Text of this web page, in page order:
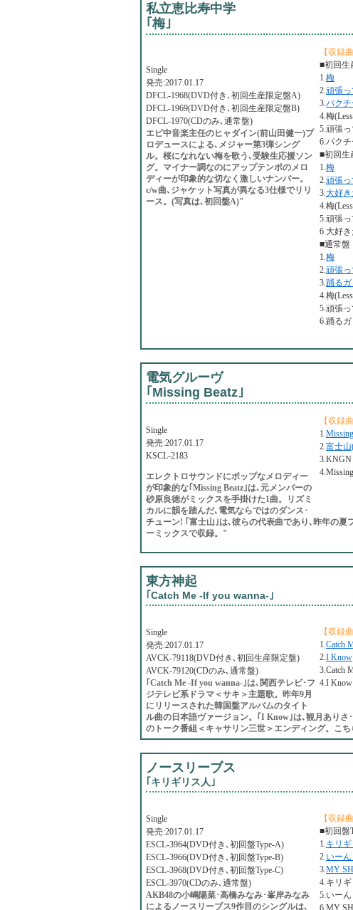
私立恵比寿中学
｢梅｣
【収録曲
■初回生
1.梅
2.頑張
3.パクチ
4.梅
5.頑張っ
6.パクチ
■初回生
1.梅
2.頑張
3.大好き
4.梅
5.頑張っ
6.大好き
■通常盤
1.梅
2.頑張
3.踊る
4.梅
5.頑張っ
6.踊るガ
Single
発売:2017.01.17
DFCL-1968(DVD付き､初回生産限定盤A)
DFCL-1969(DVD付き､初回生産限定盤B)
DFCL-1970(CDのみ､通常盤)
エビ中音楽主任のヒャダイン(前山田健一)プ
ロデュースによる､メジャー第3弾シング
ル。桜になれない梅を歌う､受験生応援ソン
グ。マイナー調なのにアップテンポのメロ
ディーが印象的な切なく激しいナンバー。
c/w曲､ジャケット写真が異なる3仕様でリリ
ース。(写真は､初回盤A)"
電気グルーヴ
｢Missing Beatz｣
【収録曲
1.
2.富士
3.KNGN
Single
発売:2017.01.17
KSCL-2183
エレクトロサウンドにポップなメロディー
が印象的な｢Missing Beatz｣は､元メンバーの
砂原良徳がミックスを手掛けた1曲。リズミ
カルに韻を踏んだ､電気ならではのダンス･
チューン! ｢富士山｣は､彼らの代表曲であり､昨年の
ーミックスで収録。"
東方神起
｢Catch Me -If you wanna-｣
【収録曲
1.Catch
2.I Know
3.Catch
4.I Know
Single
発売:2017.01.17
AVCK-79118(DVD付き､初回生産限定盤)
AVCK-79120(CDのみ､通常盤)
｢Catch Me -If you wanna-｣は､関西テレビ･フ
ジテレビ系ドラマ＜サキ＞主題歌。昨年9月
にリリースされた韓国盤アルバムのタイト
ル曲の日本語ヴァージョン。｢I Know｣は､観月あり
のトーク番組＜キャサリン三世＞エンディング。こ
ノースリーブス
｢キリギリス人｣
【収録曲
■初回盤
1.キリ
2.いー
3.MY
4.キリギ
5.いーん
6.MY
Single
発売:2017.01.17
ESCL-3964(DVD付き､初回盤Type-A)
ESCL-3966(DVD付き､初回盤Type-B)
ESCL-3968(DVD付き､初回盤Type-C)
ESCL-3970(CDのみ､通常盤)
AKB48の小嶋陽菜･高橋みなみ･峯岸みなみ
によるノースリーブス9作目のシングルは､